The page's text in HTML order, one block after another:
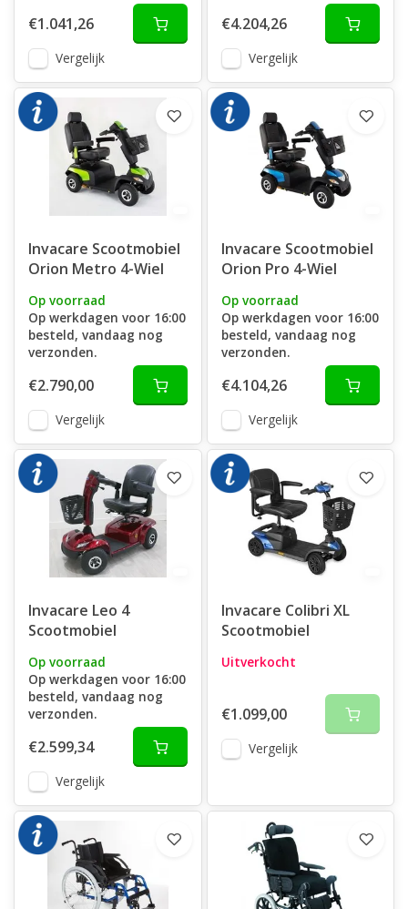
€1.041,26
Vergelijk
€4.204,26
Vergelijk
Invacare Scootmobiel
Orion Metro 4-Wiel
Op voorraad
Op werkdagen voor 16:00
besteld, vandaag nog
verzonden.
€2.790,00
Vergelijk
Invacare Scootmobiel
Orion Pro 4-Wiel
Op voorraad
Op werkdagen voor 16:00
besteld, vandaag nog
verzonden.
€4.104,26
Vergelijk
Invacare Leo 4
Scootmobiel
Op voorraad
Op werkdagen voor 16:00
besteld, vandaag nog
verzonden.
€2.599,34
Vergelijk
Invacare Colibri XL
Scootmobiel
Uitverkocht
€1.099,00
Vergelijk